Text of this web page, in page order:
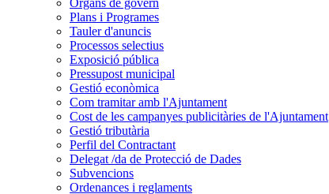
Òrgans de govern
Plans i Programes
Tauler d'anuncis
Processos selectius
Exposició pública
Pressupost municipal
Gestió econòmica
Com tramitar amb l'Ajuntament
Cost de les campanyes publicitàries de l'Ajuntament
Gestió tributària
Perfil del Contractant
Delegat /da de Protecció de Dades
Subvencions
Ordenances i reglaments